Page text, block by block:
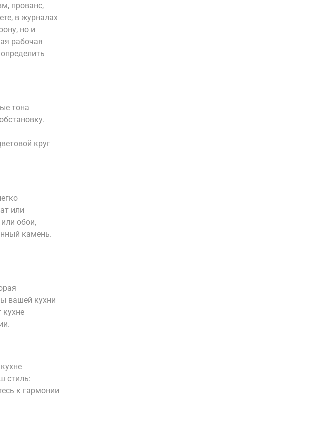
прованс,
в журналах
но и
рабочая
тона
круг
или
обои,
камень.
вашей кухни
стиль:
к гармонии